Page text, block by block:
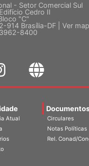
- Setor Comercial Sul
Cedro II
"C"
914 Brasília-DF | Ver
8400
Atual
Circulares
Notas Políticas
Rel. Conad/